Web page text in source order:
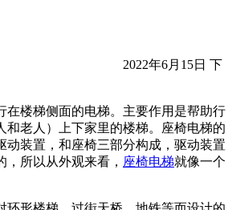
2022年6月15日 下
在楼梯侧面的电梯。主要作用是帮助行
和老人）上下家里的楼梯。座椅电梯的
动装置，和座椅三部分构成，驱动装置
所以从外观来看， 座椅电梯就像一个